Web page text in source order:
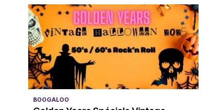
BOOGALOO